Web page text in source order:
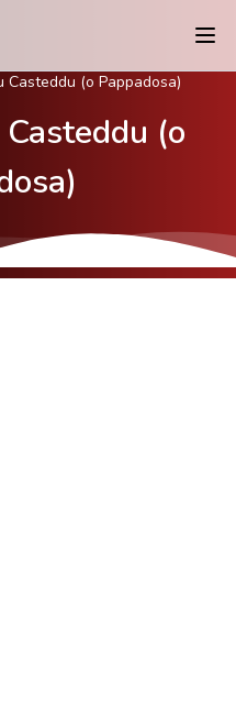
Casteddu (o Pappadosa)
(o